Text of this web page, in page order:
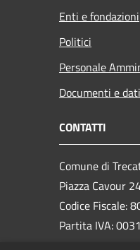
Enti e fondazioni
Politici
Personale
Documenti e dati
CONTATTI
Comune di
Piazza Cavour
Codice Fiscale:
Partita IVA: